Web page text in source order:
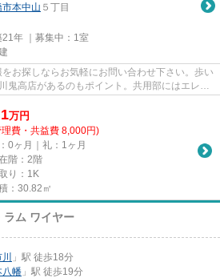
市本中山 ５丁目
年 ｜募集中： 1室
をお探しならお気軽にお問い合わせ下さい。歩い
鬼高店があるのもポイント。共用部にはエレベ
万円
費・共益費 8,000円)
0ヶ月｜礼：1ヶ月
階：2階
り：1K
：30.82㎡
ラム ワイヤー
」駅 徒歩18分
八幡 」駅 徒歩19分